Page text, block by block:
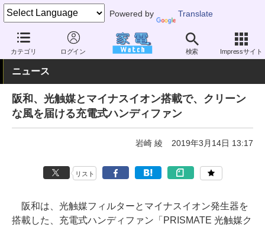
Powered by Translate
カテゴリ ログイン 検索 Impressサイト
家電 Watch 空調家電 扇風機 USB扇風機
ニュース
阪和、光触媒とマイナスイオン搭載で、クリーン
な風を届ける充電式ハンディファン
岩崎 綾 2019年3月14日 13:17
リスト
阪和は、光触媒フィルターとマイナスイオン発生器を
搭載した、充電式ハンディファン「PRISMATE 光触媒ク